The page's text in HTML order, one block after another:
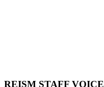
REISM STAFF VOICE